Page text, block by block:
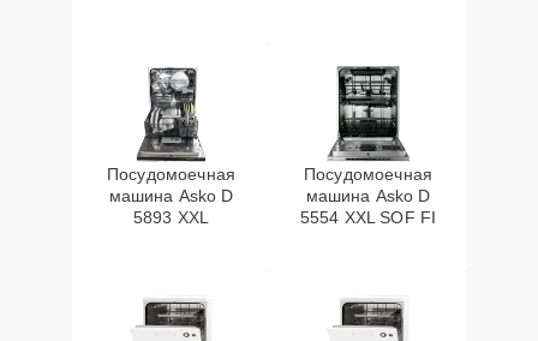
Посудомоечная
машина Asko D
5893 XXL
Посудомоечная
машина Asko D
5554 XXL SOF FI